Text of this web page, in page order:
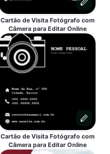
Cartão de Visita Fotógrafo com
Câmera para Editar Online
Cartão de Visita Fotógrafo com
Câmera para Editar Online